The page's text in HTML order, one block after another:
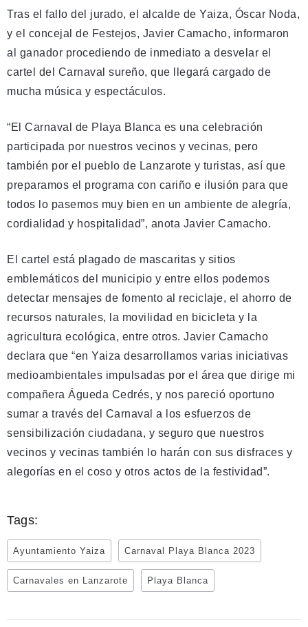
Tras el fallo del jurado, el alcalde de Yaiza, Óscar Noda,
y el concejal de Festejos, Javier Camacho, informaron
al ganador procediendo de inmediato a desvelar el
cartel del Carnaval sureño, que llegará cargado de
mucha música y espectáculos.
“El Carnaval de Playa Blanca es una celebración
participada por nuestros vecinos y vecinas, pero
también por el pueblo de Lanzarote y turistas, así que
preparamos el programa con cariño e ilusión para que
todos lo pasemos muy bien en un ambiente de alegría,
cordialidad y hospitalidad”, anota Javier Camacho.
El cartel está plagado de mascaritas y sitios
emblemáticos del municipio y entre ellos podemos
detectar mensajes de fomento al reciclaje, el ahorro de
recursos naturales, la movilidad en bicicleta y la
agricultura ecológica, entre otros. Javier Camacho
declara que “en Yaiza desarrollamos varias iniciativas
medioambientales impulsadas por el área que dirige mi
compañera Águeda Cedrés, y nos pareció oportuno
sumar a través del Carnaval a los esfuerzos de
sensibilización ciudadana, y seguro que nuestros
vecinos y vecinas también lo harán con sus disfraces y
alegorías en el coso y otros actos de la festividad”.
Tags:
Ayuntamiento Yaiza Carnaval Playa Blanca 2023
Carnavales en Lanzarote Playa Blanca